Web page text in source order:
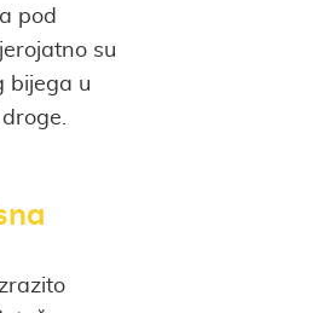
pod
su
bijega u